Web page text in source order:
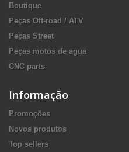
Boutique
Peças Off-road / ATV
Peças Street
Peças motos de agua
CNC parts
Informação
Promoções
Novos produtos
Top sellers